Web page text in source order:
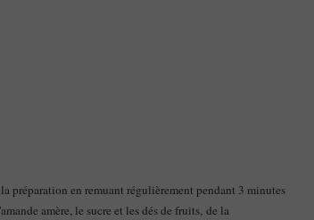
préparation en remuant régulièrement pendant 3 minutes
amère, le sucre et les dés de fruits, de la